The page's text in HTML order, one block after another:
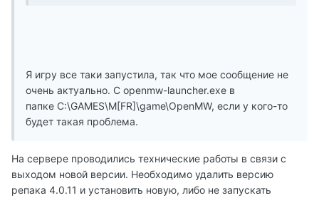
Я игру все таки запустила, так что мое сообщение не
очень актуально. С openmw-launcher.exe в
папке C:\GAMES\M[FR]\game\OpenMW, если у кого-то
будет такая проблема.
На сервере проводились технические работы в связи с
выходом новой версии. Необходимо удалить версию
репака 4.0.11 и установить новую, либо не запускать